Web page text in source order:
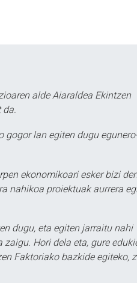
alde Aiaraldea Ekintzen
da.
gogor lan egiten dugu
ekonomikoari esker bizi
nahikoa proiektuak aurrera
dugu, eta egiten jarraitu nahi
zaigu. Hori dela eta, gure
Faktoriako bazkide egiteko,